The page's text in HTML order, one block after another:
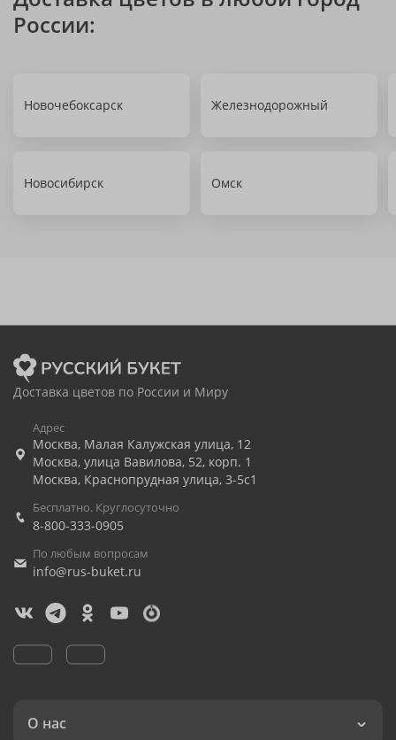
России:
Новочебоксарск Железнодорожный
Новосибирск Омск
Доставка цветов по России и Миру
Адрес
Москва, Малая Калужская улица, 12
Москва, улица Вавилова, 52, корп. 1
Москва, Краснопрудная улица, 3-5с1
Бесплатно. Круглосуточно
8-800-333-0905
По любым вопросам
info@rus-buket.ru
О нас